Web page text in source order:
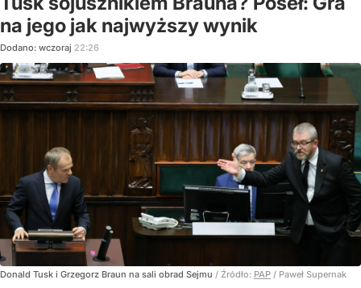
na jego jak najwyższy wynik
Dodano: wczoraj 22:26
Donald Tusk i Grzegorz Braun na sali obrad Sejmu / Źródło: PAP / Paweł Supernak